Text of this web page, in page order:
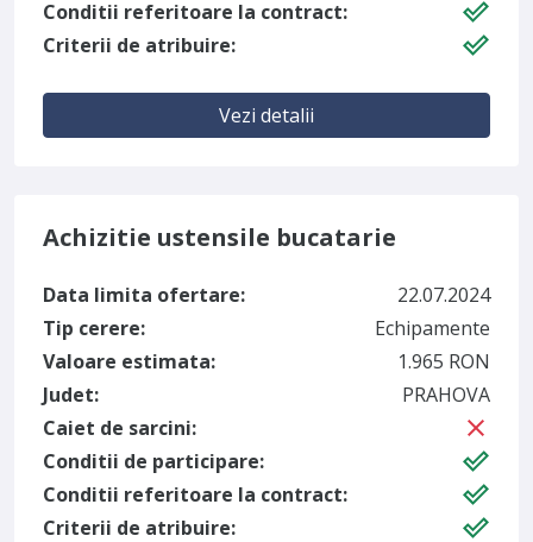
Conditii referitoare la contract:
Criterii de atribuire:
Vezi detalii
Achizitie ustensile bucatarie
Data limita ofertare:
22.07.2024
Tip cerere:
Echipamente
Valoare estimata:
1.965 RON
Judet:
PRAHOVA
Caiet de sarcini:
Conditii de participare:
Conditii referitoare la contract:
Criterii de atribuire: